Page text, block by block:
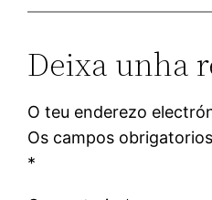
Deixa unha
O teu enderezo
Os campos
*